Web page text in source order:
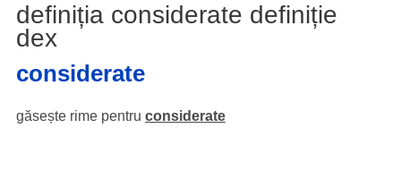
definiția considerate definiție
dex
considerate
găsește rime pentru considerate